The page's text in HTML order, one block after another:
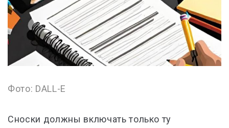
Фото: DALL-E
Сноски должны включать только ту